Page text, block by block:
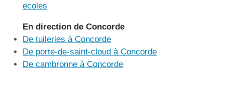
ecoles
En direction de Concorde
De tuileries à Concorde
De porte-de-saint-cloud à Concorde
De cambronne à Concorde